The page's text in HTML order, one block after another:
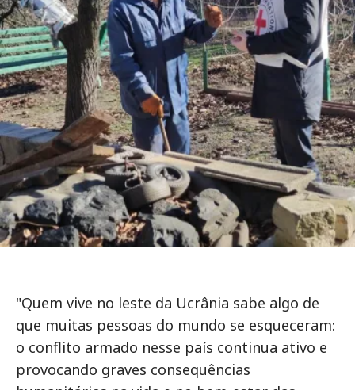
"Quem vive no leste da Ucrânia sabe algo de
que muitas pessoas do mundo se esqueceram:
o conflito armado nesse país continua ativo e
provocando graves consequências